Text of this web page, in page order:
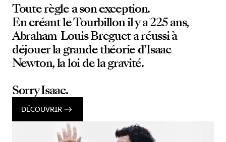
Toute règle a son exception.
En créant le Tourbillon il y a 225 ans,
Abraham-Louis Breguet a réussi à
déjouer la grande théorie d’Isaac
Newton, la loi de la gravité.
Sorry Isaac.
DÉCOUVRIR